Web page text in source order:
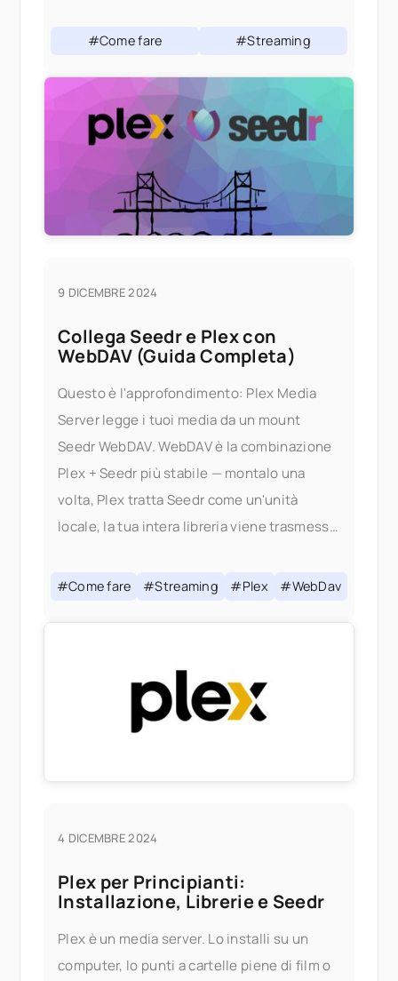
altro canale Roku
#Come fare #Streaming
9 DICEMBRE 2024
Collega Seedr e Plex con
WebDAV (Guida Completa)
Questo è l'approfondimento: Plex Media
Server legge i tuoi media da un mount
Seedr WebDAV. WebDAV è la combinazione
Plex + Seedr più stabile — montalo una
volta, Plex tratta Seedr come un'unità
locale, la tua intera libreria viene trasmessa
salvato sul tuo disco. Se sei
#Come fare #Streaming #Plex #WebDav
4 DICEMBRE 2024
Plex per Principianti:
Installazione, Librerie e Seedr
Plex è un media server. Lo installi su un
computer, lo punti a cartelle piene di film o